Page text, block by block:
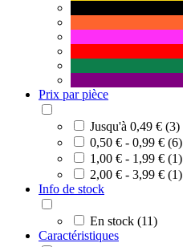
Prix par pièce
Jusqu'à 0,49 € (3)
0,50 € - 0,99 € (6)
1,00 € - 1,99 € (1)
2,00 € - 3,99 € (1)
Info de stock
En stock (11)
Caractéristiques